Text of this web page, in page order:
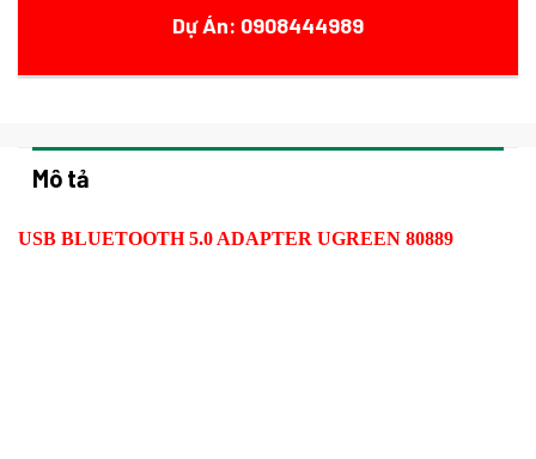
Dự Án: 0908444989
Mô tả
USB BLUETOOTH 5.0 ADAPTER UGREEN 80889